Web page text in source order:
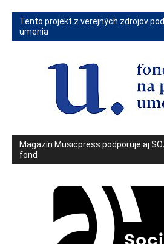
Tento projekt z verejných zdrojov
umenia
Magazín Musicpress podporuje aj
fond